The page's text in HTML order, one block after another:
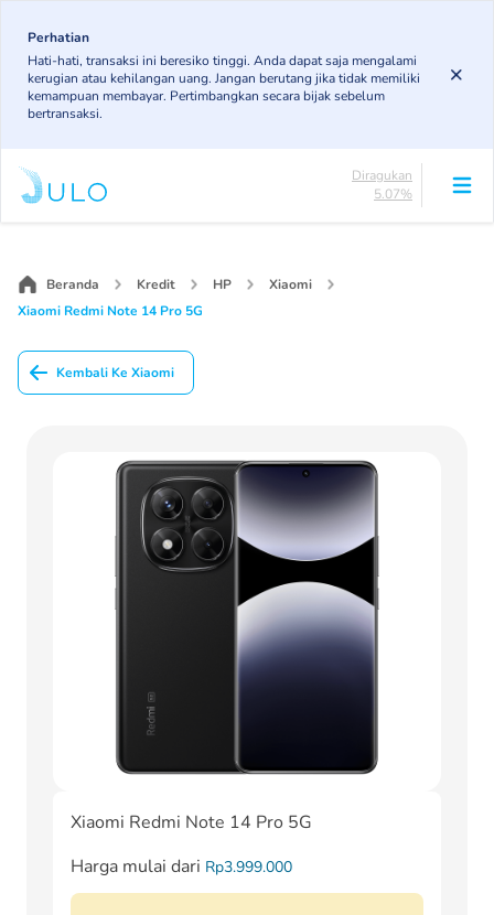
main
content
Perhatian
Hati-hati, transaksi ini beresiko tinggi. Anda dapat saja mengalami
kerugian atau kehilangan uang. Jangan berutang jika tidak memiliki
kemampuan membayar. Pertimbangkan secara bijak sebelum
bertransaksi.
83.19%
DPK
5.78%
Diragukan
5.07%
Beranda Kredit HP
Xiaomi
Xiaomi Redmi Note 14 Pro 5G
Kembali Ke Xiaomi
Xiaomi Redmi Note 14 Pro 5G
Harga mulai dari Rp3.999.000